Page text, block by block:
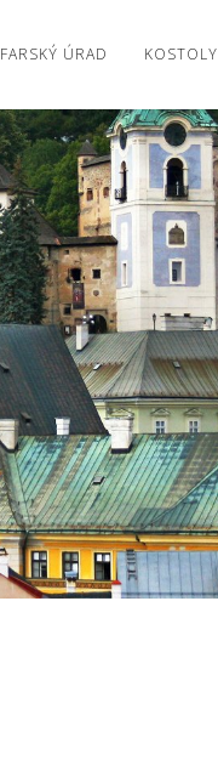
FARSKÝ ÚRAD KOSTOLY